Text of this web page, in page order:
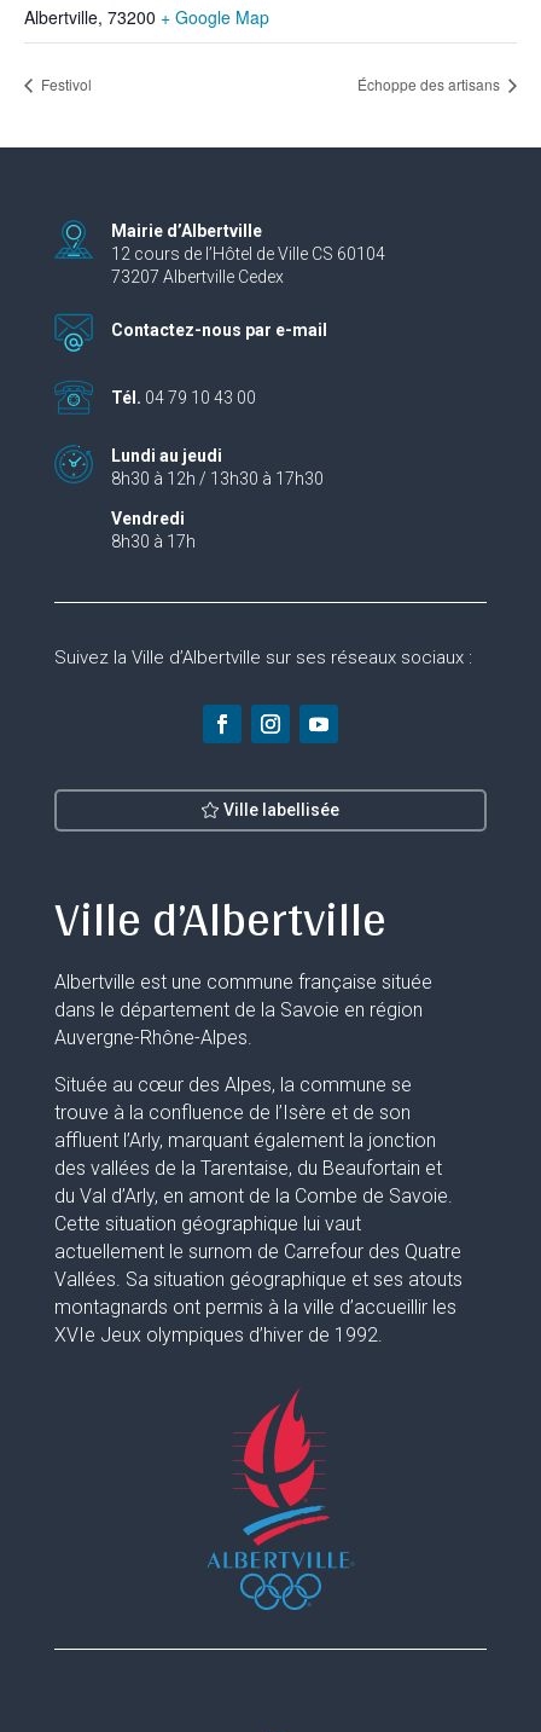
Albertville, 73200 + Google Map
Festivol Échoppe des artisans
Mairie d’Albertville
12 cours de l’Hôtel de Ville CS 60104
73207 Albertville Cedex
Contactez-nous par e-mail
Tél. 04 79 10 43 00
Lundi au jeudi
8h30 à 12h / 13h30 à 17h30
Vendredi
8h30 à 17h
Suivez la Ville d’Albertville sur ses réseaux sociaux :
Ville labellisée
Ville d’Albertville
Albertville est une commune française située
dans le département de la Savoie en région
Auvergne-Rhône-Alpes.
Située au cœur des Alpes, la commune se
trouve à la confluence de l’Isère et de son
affluent l’Arly, marquant également la jonction
des vallées de la Tarentaise, du Beaufortain et
du Val d’Arly, en amont de la Combe de Savoie.
Cette situation géographique lui vaut
actuellement le surnom de Carrefour des Quatre
Vallées. Sa situation géographique et ses atouts
montagnards ont permis à la ville d’accueillir les
XVIe Jeux olympiques d’hiver de 1992.